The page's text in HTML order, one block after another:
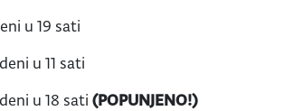
u 19 sati
u 11 sati
u 18 sati (POPUNJENO!)